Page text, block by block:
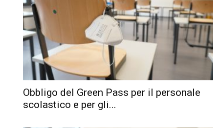
Obbligo del Green Pass per il personale
scolastico e per gli...